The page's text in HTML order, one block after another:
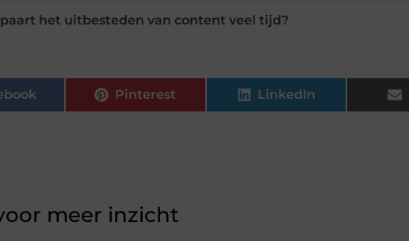
het uitbesteden van content veel tijd?
Pinterest LinkedIn
meer inzicht